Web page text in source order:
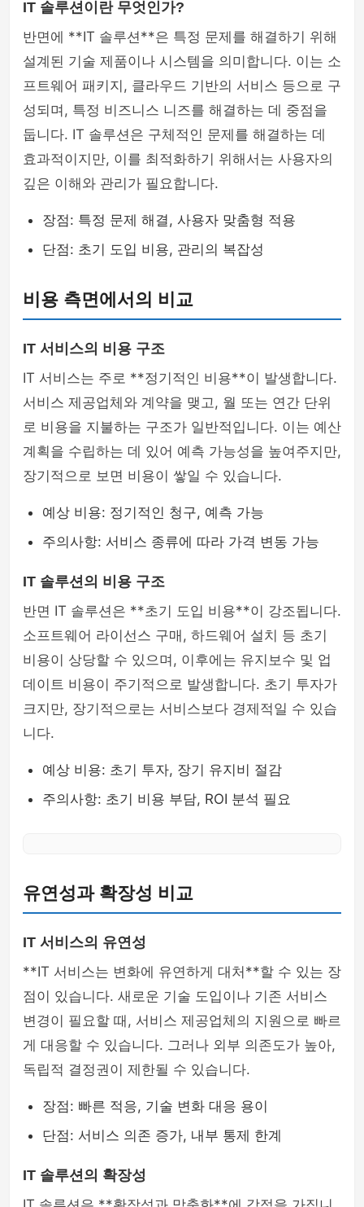
IT 솔루션이란 무엇인가?
반면에 **IT 솔루션**은 특정 문제를 해결하기 위해
설계된 기술 제품이나 시스템을 의미합니다. 이는 소
프트웨어 패키지, 클라우드 기반의 서비스 등으로 구
성되며, 특정 비즈니스 니즈를 해결하는 데 중점을
둡니다. IT 솔루션은 구체적인 문제를 해결하는 데
효과적이지만, 이를 최적화하기 위해서는 사용자의
깊은 이해와 관리가 필요합니다.
장점: 특정 문제 해결, 사용자 맞춤형 적용
단점: 초기 도입 비용, 관리의 복잡성
비용 측면에서의 비교
IT 서비스의 비용 구조
IT 서비스는 주로 **정기적인 비용**이 발생합니다.
서비스 제공업체와 계약을 맺고, 월 또는 연간 단위
로 비용을 지불하는 구조가 일반적입니다. 이는 예산
계획을 수립하는 데 있어 예측 가능성을 높여주지만,
장기적으로 보면 비용이 쌓일 수 있습니다.
예상 비용: 정기적인 청구, 예측 가능
주의사항: 서비스 종류에 따라 가격 변동 가능
IT 솔루션의 비용 구조
반면 IT 솔루션은 **초기 도입 비용**이 강조됩니다.
소프트웨어 라이선스 구매, 하드웨어 설치 등 초기
비용이 상당할 수 있으며, 이후에는 유지보수 및 업
데이트 비용이 주기적으로 발생합니다. 초기 투자가
크지만, 장기적으로는 서비스보다 경제적일 수 있습
니다.
예상 비용: 초기 투자, 장기 유지비 절감
주의사항: 초기 비용 부담, ROI 분석 필요
유연성과 확장성 비교
IT 서비스의 유연성
**IT 서비스는 변화에 유연하게 대처**할 수 있는 장
점이 있습니다. 새로운 기술 도입이나 기존 서비스
변경이 필요할 때, 서비스 제공업체의 지원으로 빠르
게 대응할 수 있습니다. 그러나 외부 의존도가 높아,
독립적 결정권이 제한될 수 있습니다.
장점: 빠른 적응, 기술 변화 대응 용이
단점: 서비스 의존 증가, 내부 통제 한계
IT 솔루션의 확장성